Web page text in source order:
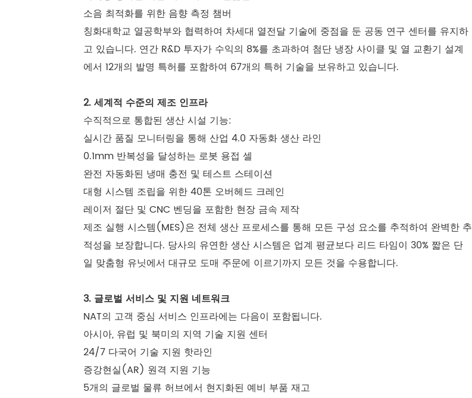
소음 최적화를 위한 음향 측정 챔버
칭화대학교 열공학부와 협력하여 차세대 열전달 기술에 중점을 둔 공동 연구 센터를 유지하
고 있습니다. 연간 R&D 투자가 수익의 8%를 초과하여 첨단 냉장 사이클 및 열 교환기 설계
에서 12개의 발명 특허를 포함하여 67개의 특허 기술을 보유하고 있습니다.
2. 세계적 수준의 제조 인프라
수직적으로 통합된 생산 시설 기능:
실시간 품질 모니터링을 통해 산업 4.0 자동화 생산 라인
0.1mm 반복성을 달성하는 로봇 용접 셀
완전 자동화된 냉매 충전 및 테스트 스테이션
대형 시스템 조립을 위한 40톤 오버헤드 크레인
레이저 절단 및 CNC 벤딩을 포함한 현장 금속 제작
제조 실행 시스템(MES)은 전체 생산 프로세스를 통해 모든 구성 요소를 추적하여 완벽한 추
적성을 보장합니다. 당사의 유연한 생산 시스템은 업계 평균보다 리드 타임이 30% 짧은 단
일 맞춤형 유닛에서 대규모 도매 주문에 이르기까지 모든 것을 수용합니다.
3. 글로벌 서비스 및 지원 네트워크
NAT의 고객 중심 서비스 인프라에는 다음이 포함됩니다.
아시아, 유럽 및 북미의 지역 기술 지원 센터
24/7 다국어 기술 지원 핫라인
증강현실(AR) 원격 지원 기능
5개의 글로벌 물류 허브에서 현지화된 예비 부품 재고